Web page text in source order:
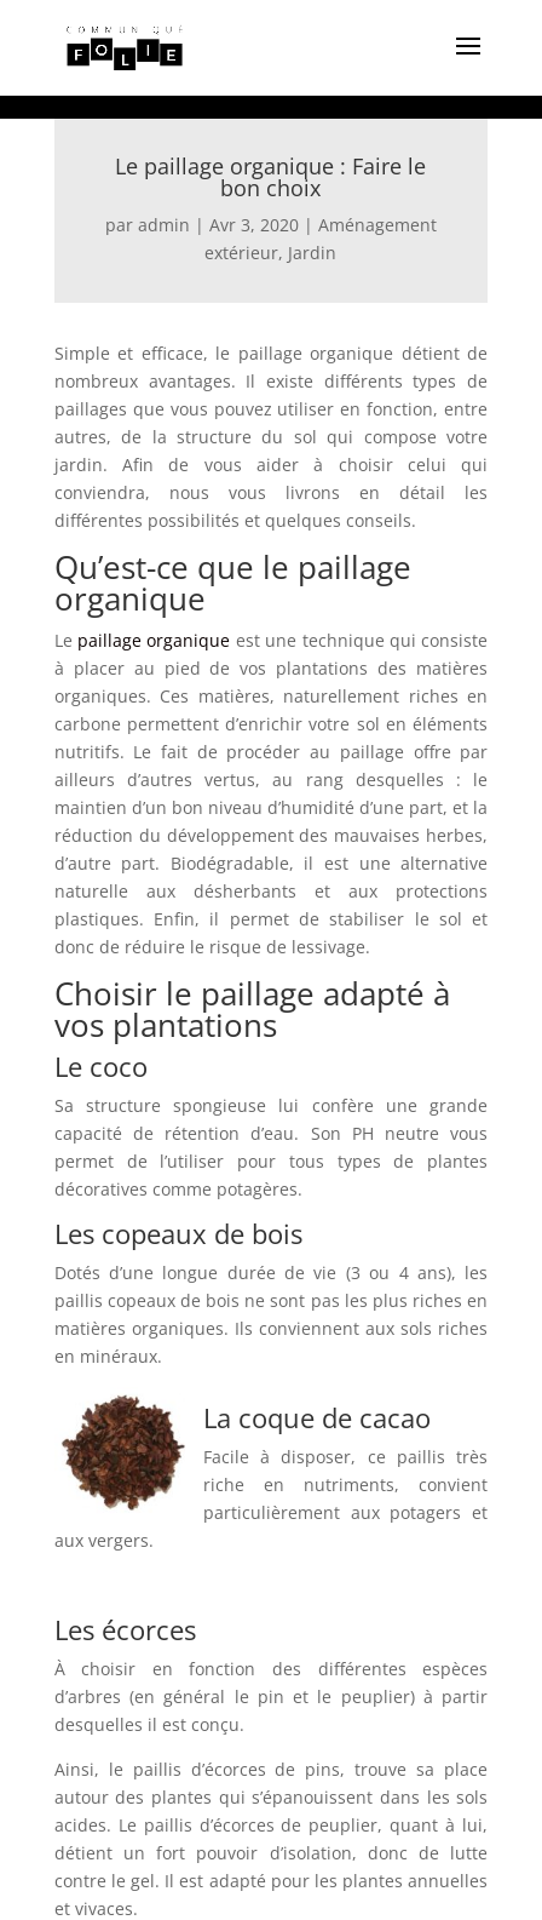
Le paillage organique : Faire le
bon choix
par admin | Avr 3, 2020| Aménagement
extérieur, Jardin
Simple et efficace, le paillage organique détient de
nombreux avantages. Il existe différents types de
paillages que vous pouvez utiliser en fonction, entre
autres, de la structure du sol qui compose votre
jardin. Afin de vous aider à choisir celui qui
conviendra, nous vous livrons en détail les
différentes possibilités et quelques conseils.
Qu’est-ce que le paillage
organique
Le paillage organique est une technique qui consiste
à placer au pied de vos plantations des matières
organiques. Ces matières, naturellement riches en
carbone permettent d’enrichir votre sol en éléments
nutritifs. Le fait de procéder au paillage offre par
ailleurs d’autres vertus, au rang desquelles : le
maintien d’un bon niveau d’humidité d’une part, et la
réduction du développement des mauvaises herbes,
d’autre part. Biodégradable, il est une alternative
naturelle aux désherbants et aux protections
plastiques. Enfin, il permet de stabiliser le sol et
donc de réduire le risque de lessivage.
Choisir le paillage adapté à
vos plantations
Le coco
Sa structure spongieuse lui confère une grande
capacité de rétention d’eau. Son PH neutre vous
permet de l’utiliser pour tous types de plantes
décoratives comme potagères.
Les copeaux de bois
Dotés d’une longue durée de vie (3 ou 4 ans), les
paillis copeaux de bois ne sont pas les plus riches en
matières organiques. Ils conviennent aux sols riches
en minéraux.
La coque de cacao
Facile à disposer, ce paillis très
riche en nutriments, convient
particulièrement aux potagers et
aux vergers.
Les écorces
À choisir en fonction des différentes espèces
d’arbres (en général le pin et le peuplier) à partir
desquelles il est conçu.
Ainsi, le paillis d’écorces de pins, trouve sa place
autour des plantes qui s’épanouissent dans les sols
acides. Le paillis d’écorces de peuplier, quant à lui,
détient un fort pouvoir d’isolation, donc de lutte
contre le gel. Il est adapté pour les plantes annuelles
et vivaces.